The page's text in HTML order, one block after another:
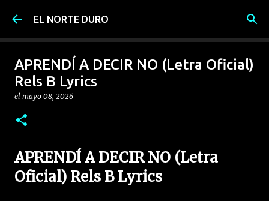
Ir al contenido principal
EL NORTE DURO
APRENDÍ A DECIR NO (Letra Oficial)
Rels B Lyrics
el mayo 08, 2026
APRENDÍ A DECIR NO (Letra
Oficial) Rels B Lyrics